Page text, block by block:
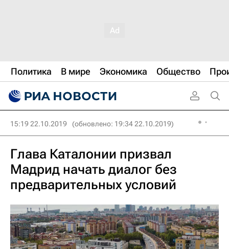
Политика В мире Экономика Общество
15:19 22.10.2019 (обновлено: 19:34 22.10.2019)
Глава Каталонии призвал
Мадрид начать диалог без
предварительных условий